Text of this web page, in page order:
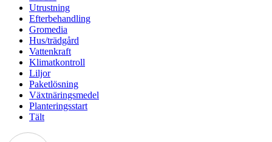
Utrustning
Efterbehandling
Gromedia
Hus/trädgård
Vattenkraft
Klimatkontroll
Liljor
Paketlösning
Växtnäringsmedel
Planteringsstart
Tält